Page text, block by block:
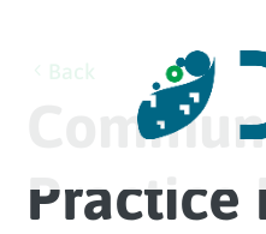
Back
Practice